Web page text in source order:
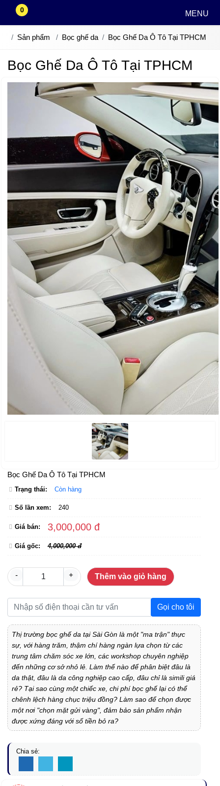
0 MENU
Sản phẩm Bọc ghế da Bọc Ghế Da Ô Tô Tại TPHCM
Bọc Ghế Da Ô Tô Tại TPHCM
Bọc Ghế Da Ô Tô Tại TPHCM
Trạng thái: Còn hàng
Số lần xem: 240
Giá bán: 3,000,000 đ
Giá gốc: 4,000,000 đ
- + Thêm vào giỏ hàng
Gọi cho tôi
Thị trường bọc ghế da tại Sài Gòn là một "ma trận" thực
sự, với hàng trăm, thậm chí hàng ngàn lựa chọn từ các
trung tâm chăm sóc xe lớn, các workshop chuyên nghiệp
đến những cơ sở nhỏ lẻ. Làm thế nào để phân biệt đâu là
da thật, đâu là da công nghiệp cao cấp, đâu chỉ là simili giá
rẻ? Tại sao cùng một chiếc xe, chi phí bọc ghế lại có thể
chênh lệch hàng chục triệu đồng? Làm sao để chọn được
một nơi "chọn mặt gửi vàng", đảm bảo sản phẩm nhận
được xứng đáng với số tiền bỏ ra?
Chia sẻ: